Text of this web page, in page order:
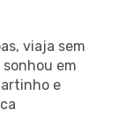
viaja sem
em
e